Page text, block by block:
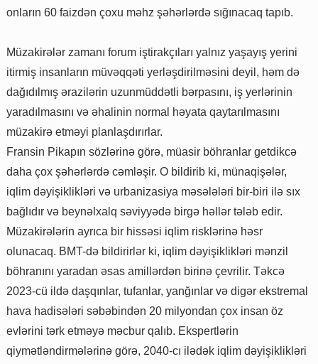
onların 60 faizdən çoxu məhz şəhərlərdə sığınacaq tapıb.
Müzakirələr zamanı forum iştirakçıları yalnız yaşayış yerini
itirmiş insanların müvəqqəti yerləşdirilməsini deyil, həm də
dağıdılmış ərazilərin uzunmüddətli bərpasını, iş yerlərinin
yaradılmasını və əhalinin normal həyata qaytarılmasını
müzakirə etməyi planlaşdırırlar.
Fransin Pikapın sözlərinə görə, müasir böhranlar getdikcə
daha çox şəhərlərdə cəmləşir. O bildirib ki, münaqişələr,
iqlim dəyişiklikləri və urbanizasiya məsələləri bir-biri ilə sıx
bağlıdır və beynəlxalq səviyyədə birgə həllər tələb edir.
Müzakirələrin ayrıca bir hissəsi iqlim risklərinə həsr
olunacaq. BMT-də bildirirlər ki, iqlim dəyişiklikləri mənzil
böhranını yaradan əsas amillərdən birinə çevrilir. Təkcə
2023-cü ildə daşqınlar, tufanlar, yanğınlar və digər ekstremal
hava hadisələri səbəbindən 20 milyondan çox insan öz
evlərini tərk etməyə məcbur qalıb. Ekspertlərin
qiymətləndirmələrinə görə, 2040-cı ilədək iqlim dəyişiklikləri